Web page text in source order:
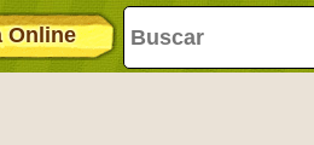
Online